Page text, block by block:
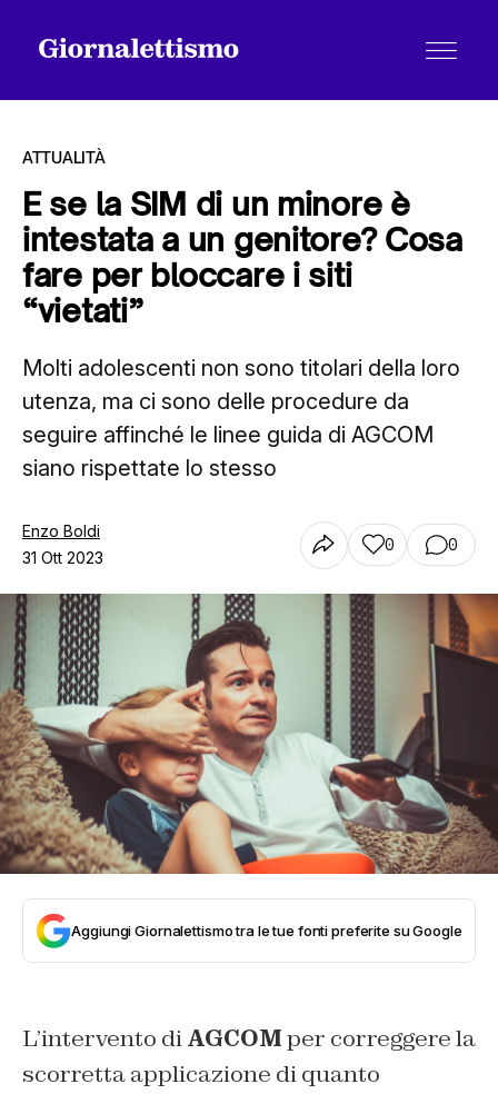
Tutti gli articoli
Contatti
ATTUALITÀ
E se la SIM di un minore è
intestata a un genitore? Cosa
fare per bloccare i siti
“vietati”
Molti adolescenti non sono titolari della loro
utenza, ma ci sono delle procedure da
seguire affinché le linee guida di AGCOM
siano rispettate lo stesso
Enzo Boldi
31 Ott 2023
0 0
Aggiungi Giornalettismo tra le tue fonti preferite su Google
L’intervento diAGCOMper correggere la
scorretta applicazione di quanto